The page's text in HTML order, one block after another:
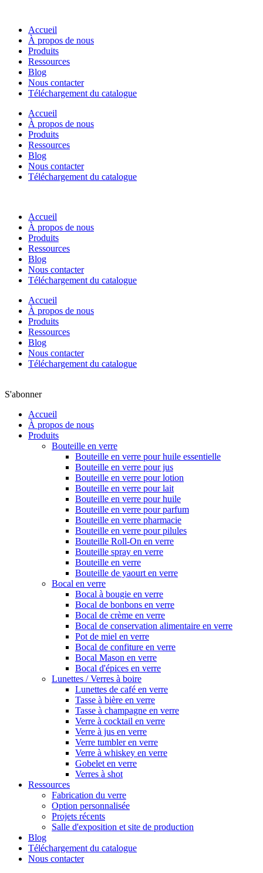
Accueil
À propos de nous
Produits
Ressources
Blog
Nous contacter
Téléchargement du catalogue
Accueil
À propos de nous
Produits
Ressources
Blog
Nous contacter
Téléchargement du catalogue
Accueil
À propos de nous
Produits
Ressources
Blog
Nous contacter
Téléchargement du catalogue
Accueil
À propos de nous
Produits
Ressources
Blog
Nous contacter
Téléchargement du catalogue
S'abonner
Accueil
À propos de nous
Produits
Bouteille en verre
Bouteille en verre pour huile essentielle
Bouteille en verre pour jus
Bouteille en verre pour lotion
Bouteille en verre pour lait
Bouteille en verre pour huile
Bouteille en verre pour parfum
Bouteille en verre pharmacie
Bouteille en verre pour pilules
Bouteille Roll-On en verre
Bouteille spray en verre
Bouteille en verre
Bouteille de yaourt en verre
Bocal en verre
Bocal à bougie en verre
Bocal de bonbons en verre
Bocal de crème en verre
Bocal de conservation alimentaire en verre
Pot de miel en verre
Bocal de confiture en verre
Bocal Mason en verre
Bocal d'épices en verre
Lunettes / Verres à boire
Lunettes de café en verre
Tasse à bière en verre
Tasse à champagne en verre
Verre à cocktail en verre
Verre à jus en verre
Verre tumbler en verre
Verre à whiskey en verre
Gobelet en verre
Verres à shot
Ressources
Fabrication du verre
Option personnalisée
Projets récents
Salle d'exposition et site de production
Blog
Téléchargement du catalogue
Nous contacter